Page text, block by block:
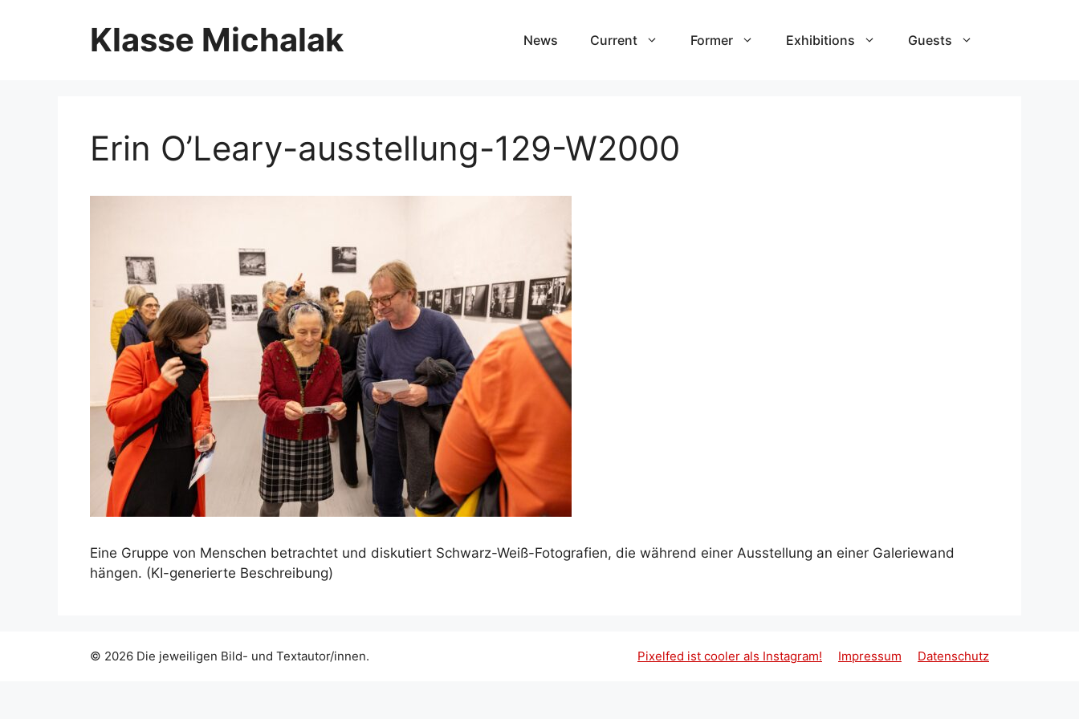
Klasse Michalak News Current Former Exhibitions Guests
Erin O’Leary-ausstellung-129-W2000
Eine Gruppe von Menschen betrachtet und diskutiert Schwarz-Weiß-Fotografien, die während einer Ausstellung an einer Galeriewand
hängen. (KI-generierte Beschreibung)
Pixelfed ist cooler als Instagram! Impressum Datenschutz
© 2026 Die jeweiligen Bild- und Textautor/innen.